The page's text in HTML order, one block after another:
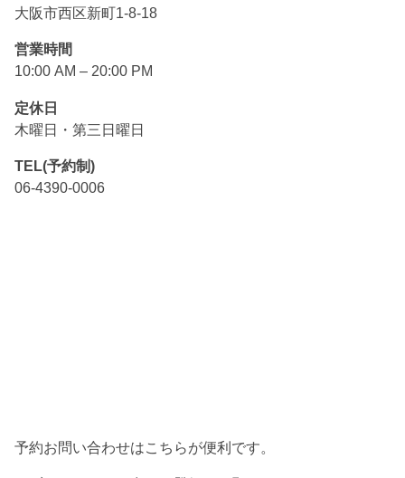
大阪市西区新町1-8-18
営業時間
10:00 AM – 20:00 PM
定休日
木曜日・第三日曜日
TEL(予約制)
06-4390-0006
予約お問い合わせはこちらが便利です。